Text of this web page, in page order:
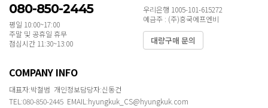
080-850-2445
평일 10:00~17:00
주말 및 공휴일 휴무
점심시간 11:30~13:00
우리은행 1005-101-615272
예금주 : (주)흥국에프엔비
대량구매 문의
COMPANY INFO
대표자:박철범 개인정보담당자:신동건
TEL:080-850-2445 EMAIL:hyungkuk_CS@hyungkuk.com